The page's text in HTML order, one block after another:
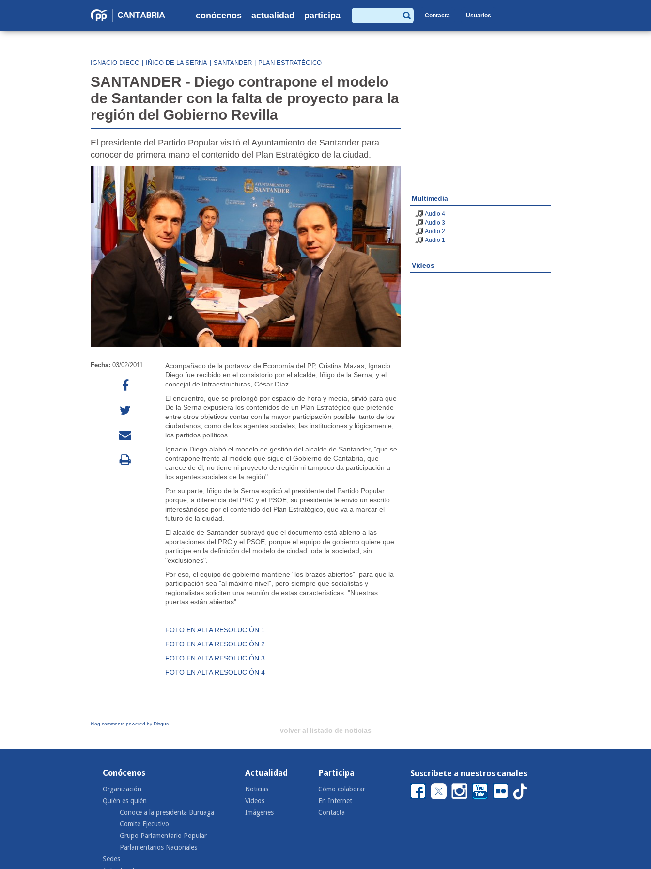
Partido
en
conócenos actualidad participa
Buscar
Contacta Usuarios
IGNACIO DIEGO IÑIGO DE LA SERNA SANTANDER PLAN ESTRATÉGICO
SANTANDER - Diego contrapone el modelo
de Santander con la falta de proyecto para la
región del Gobierno Revilla
El presidente del Partido Popular visitó el Ayuntamiento de Santander para
conocer de primera mano el contenido del Plan Estratégico de la ciudad.
Fecha: 03/02/2011
Acompañado de la portavoz de Economía del PP, Cristina Mazas, Ignacio
Diego fue recibido en el consistorio por el alcalde, Iñigo de la Serna, y el
concejal de Infraestructuras, César Díaz.
El encuentro, que se prolongó por espacio de hora y media, sirvió para que
De la Serna expusiera los contenidos de un Plan Estratégico que pretende
entre otros objetivos contar con la mayor participación posible, tanto de los
ciudadanos, como de los agentes sociales, las instituciones y lógicamente,
los partidos políticos.
Ignacio Diego alabó el modelo de gestión del alcalde de Santander, "que se
contrapone frente al modelo que sigue el Gobierno de Cantabria, que
carece de él, no tiene ni proyecto de región ni tampoco da participación a
los agentes sociales de la región".
Por su parte, Iñigo de la Serna explicó al presidente del Partido Popular
porque, a diferencia del PRC y el PSOE, su presidente le envió un escrito
interesándose por el contenido del Plan Estratégico, que va a marcar el
futuro de la ciudad.
El alcalde de Santander subrayó que el documento está abierto a las
aportaciones del PRC y el PSOE, porque el equipo de gobierno quiere que
participe en la definición del modelo de ciudad toda la sociedad, sin
"exclusiones".
Por eso, el equipo de gobierno mantiene "los brazos abiertos", para que la
participación sea "al máximo nivel", pero siempre que socialistas y
regionalistas soliciten una reunión de estas características. "Nuestras
puertas están abiertas".
FOTO EN ALTA RESOLUCIÓN 1
FOTO EN ALTA RESOLUCIÓN 2
FOTO EN ALTA RESOLUCIÓN 3
FOTO EN ALTA RESOLUCIÓN 4
Multimedia
Audio 4
Audio 3
Audio 2
Audio 1
Videos
blog comments powered by Disqus
volver al listado de noticias
Conócenos
Organización
Quién es quién
Conoce a la presidenta Buruaga
Comité Ejecutivo
Grupo Parlamentario Popular
Parlamentarios Nacionales
Sedes
Actualidad
Noticias
Vídeos
Imágenes
Participa
Cómo colaborar
En Internet
Contacta
Suscríbete a nuestros canales